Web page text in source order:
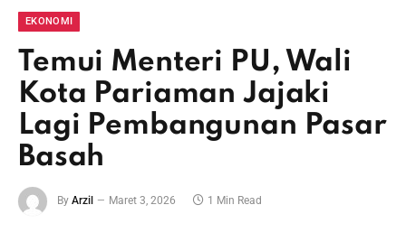
EKONOMI
Temui Menteri PU, Wali
Kota Pariaman Jajaki
Lagi Pembangunan Pasar
Basah
By Arzil Maret 3, 2026 1 Min Read